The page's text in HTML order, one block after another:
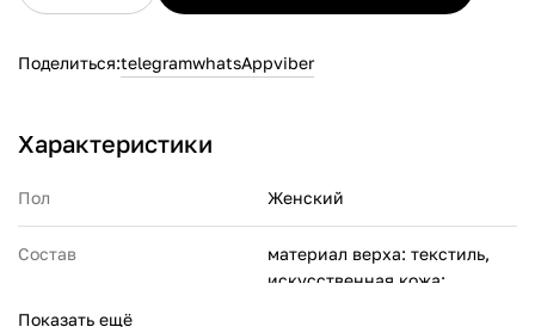
Поделиться:telegramwhatsAppviber
Характеристики
Пол Женский
Состав
материал верха: текстиль,
искусственная кожа;
Показать ещё